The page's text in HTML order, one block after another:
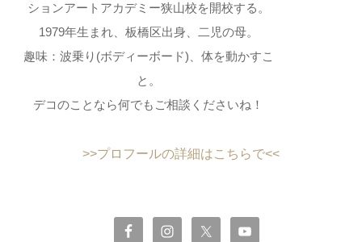
ションアートアカデミー狭山校を開校する。
1979年生まれ、板橋区出身、二児の母。
趣味：波乗り(ボディーボード)、体を動かすこ
と。
デコのことなら何でもご相談くださいね！
>>プロフールの詳細はこちらで<<